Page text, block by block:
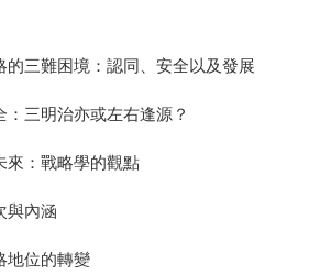
的三難困境：認同、安全以及發展
三明治亦或左右逢源？
來：戰略學的觀點
與內涵
地位的轉變